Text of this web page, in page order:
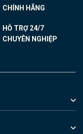
CHÍNH HÃNG
HỖ TRỢ 24/7
CHUYÊN NGHIỆP